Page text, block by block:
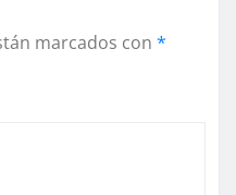
marcados con *